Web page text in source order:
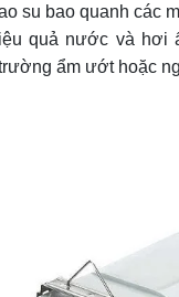
su bao quanh các
quả nước và hơi
ẩm ướt hoặc